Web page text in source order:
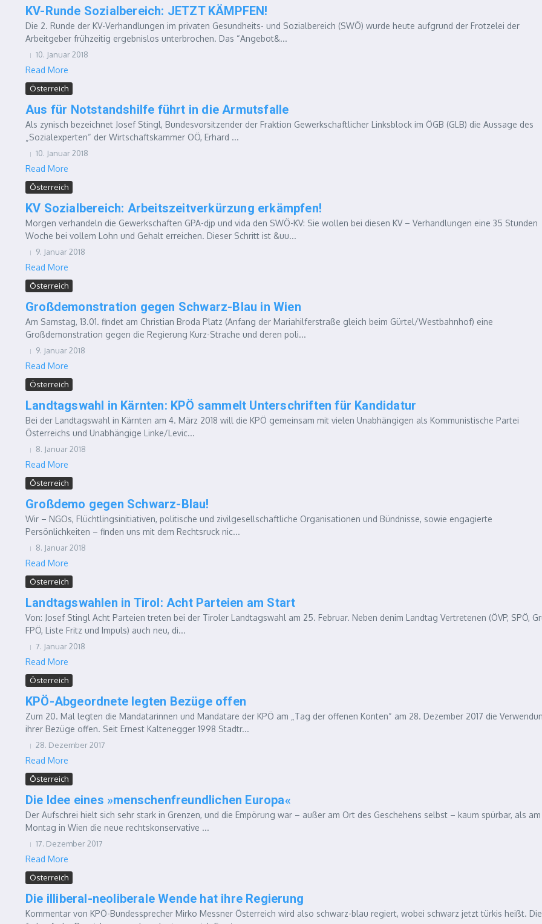
KV-Runde Sozialbereich: JETZT KÄMPFEN!
Die 2. Runde der KV-Verhandlungen im privaten Gesundheits- und Sozialbereich (SWÖ) wurde heute aufgrund der Frotzelei der
Arbeitgeber frühzeitig ergebnislos unterbrochen. Das “Angebot&...
10. Januar 2018
Read More
Österreich
Aus für Notstandshilfe führt in die Armutsfalle
Als zynisch bezeichnet Josef Stingl, Bundesvorsitzender der Fraktion Gewerkschaftlicher Linksblock im ÖGB (GLB) die Aussage des
„Sozialexperten“ der Wirtschaftskammer OÖ, Erhard ...
10. Januar 2018
Read More
Österreich
KV Sozialbereich: Arbeitszeitverkürzung erkämpfen!
Morgen verhandeln die Gewerkschaften GPA-djp und vida den SWÖ-KV: Sie wollen bei diesen KV – Verhandlungen eine 35 Stunden
Woche bei vollem Lohn und Gehalt erreichen. Dieser Schritt ist &uu...
9. Januar 2018
Read More
Österreich
Großdemonstration gegen Schwarz-Blau in Wien
Am Samstag, 13.01. findet am Christian Broda Platz (Anfang der Mariahilferstraße gleich beim Gürtel/Westbahnhof) eine
Großdemonstration gegen die Regierung Kurz-Strache und deren poli...
9. Januar 2018
Read More
Österreich
Landtagswahl in Kärnten: KPÖ sammelt Unterschriften für Kandidatur
Bei der Landtagswahl in Kärnten am 4. März 2018 will die KPÖ gemeinsam mit vielen Unabhängigen als Kommunistische Partei
Österreichs und Unabhängige Linke/Levic...
8. Januar 2018
Read More
Österreich
Großdemo gegen Schwarz-Blau!
Wir – NGOs, Flüchtlingsinitiativen, politische und zivilgesellschaftliche Organisationen und Bündnisse, sowie engagierte
Persönlichkeiten – finden uns mit dem Rechtsruck nic...
8. Januar 2018
Read More
Österreich
Landtagswahlen in Tirol: Acht Parteien am Start
Von: Josef Stingl Acht Parteien treten bei der Tiroler Landtagswahl am 25. Februar. Neben denim Landtag Vertretenen (ÖVP, SPÖ,
FPÖ, Liste Fritz und Impuls) auch neu, di...
7. Januar 2018
Read More
Österreich
KPÖ-Abgeordnete legten Bezüge offen
Zum 20. Mal legten die Mandatarinnen und Mandatare der KPÖ am „Tag der offenen Konten“ am 28. Dezember 2017 die
ihrer Bezüge offen. Seit Ernest Kaltenegger 1998 Stadtr...
28. Dezember 2017
Read More
Österreich
Die Idee eines »menschenfreundlichen Europa«
Der Aufschrei hielt sich sehr stark in Grenzen, und die Empörung war – außer am Ort des Geschehens selbst – kaum spürbar, als am
Montag in Wien die neue rechtskonservative ...
17. Dezember 2017
Read More
Österreich
Die illiberal-neoliberale Wende hat ihre Regierung
Kommentar von KPÖ-Bundessprecher Mirko Messner Österreich wird also schwarz-blau regiert, wobei schwarz jetzt türkis heißt. Die